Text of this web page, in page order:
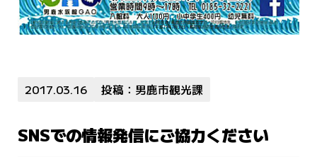
2017.03.16 投稿：男鹿市観光課
SNSでの情報発信にご協力ください